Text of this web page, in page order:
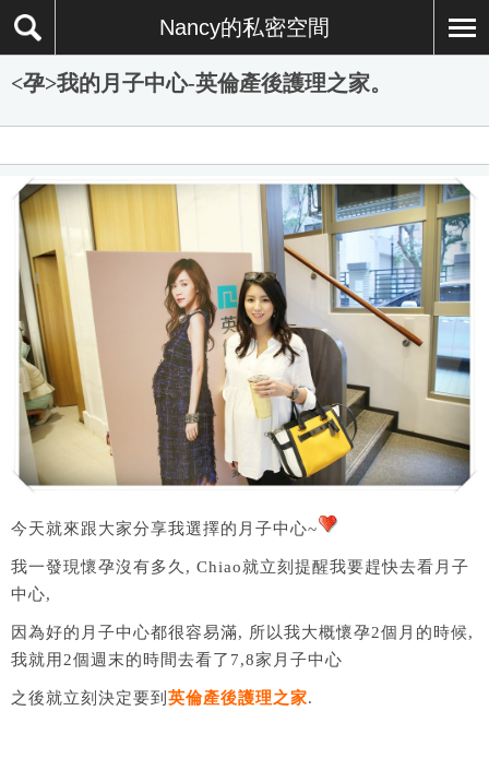
Nancy的私密空間
<孕>我的月子中心-英倫產後護理之家。
今天就來跟大家分享我選擇的月子中心~
我一發現懷孕沒有多久, Chiao就立刻提醒我要趕快去看月子
中心,
因為好的月子中心都很容易滿, 所以我大概懷孕2個月的時候,
我就用2個週末的時間去看了7,8家月子中心
之後就立刻決定要到 英倫產後護理之家.